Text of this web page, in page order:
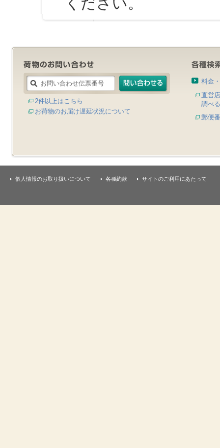
2件以上はこちら
お荷物のお届け遅延状況について
料金
直営
調べる
郵便
個人情報のお取り扱いについて 各種約款 サイトのご利用にあたって